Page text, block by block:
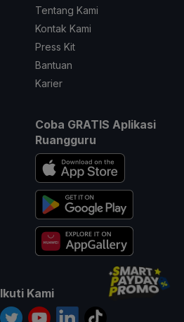
Tentang Kami
Kontak Kami
Press Kit
Bantuan
Karier
Coba GRATIS Aplikasi
Ruangguru
Ikuti Kami